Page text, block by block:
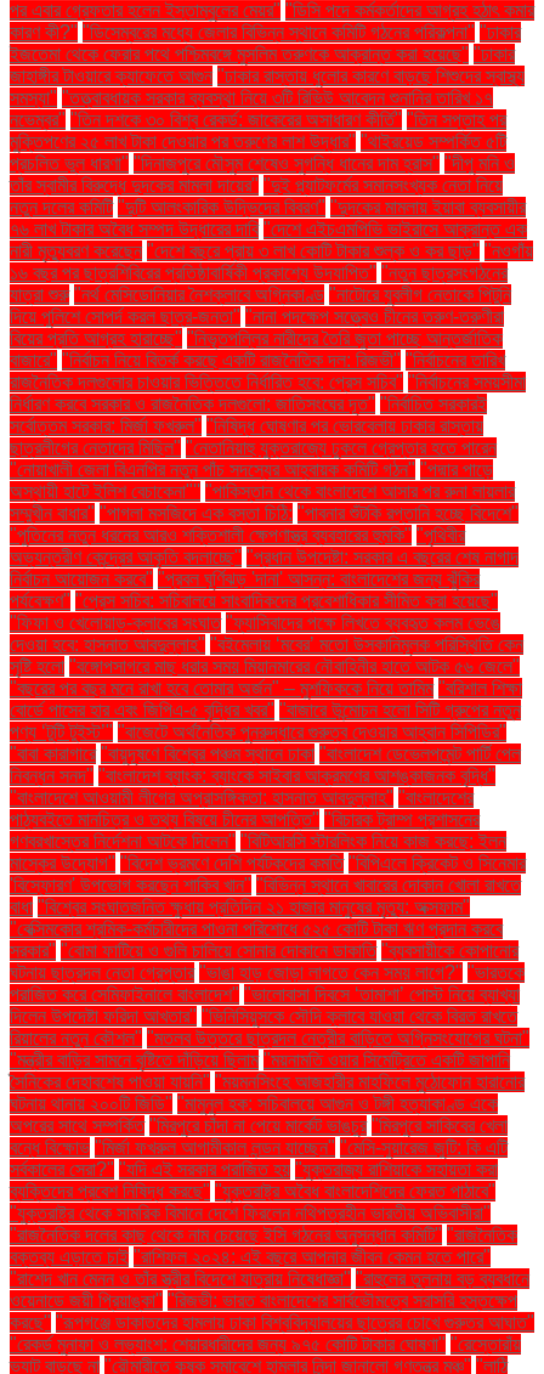
পর এবার গ্রেফতার হলেন ইস্তাম্বুলের মেয়র" "ডিসি পদে কর্মকর্তাদের আগ্রহ হঠাৎ কমার
কারণ কী?" "ডিসেম্বরের মধ্যে জেলার বিভিন্ন স্থানে কমিটি গঠনের পরিকল্পনা" "ঢাকার
ইজতেমা থেকে ফেরার পথে পশ্চিমবঙ্গে মুসলিম তরুণকে আক্রান্ত করা হয়েছে" "ঢাকার
জাহাঙ্গীর টাওয়ারে ক্যাফেতে আগুন "ঢাকার রাস্তায় ধুলোর কারণে বাড়ছে শিশুদের স্বাস্থ্য
সমস্যা" "তত্ত্বাবধায়ক সরকার ব্যবস্থা নিয়ে ৩টি রিভিউ আবেদন শুনানির তারিখ ১৭
নভেম্বর" "তিন দশকে ৩০ বিশ্ব রেকর্ড: জাকেরের অসাধারণ কীর্তি" "তিন সপ্তাহ পর
মুক্তিপণের ২৫ লাখ টাকা দেওয়ার পর তরুণের লাশ উদ্ধার" "থাইরয়েড সম্পর্কিত ৫টি
প্রচলিত ভুল ধারণা" "দিনাজপুরে মৌসুম শেষেও সুগন্ধি ধানের দাম হ্রাস" "দীপু মনি ও
তাঁর স্বামীর বিরুদ্ধে দুদকের মামলা দায়ের" "দুই প্ল্যাটফর্মের সমানসংখ্যক নেতা নিয়ে
নতুন দলের কমিটি "দুটি আলংকারিক উদ্ভিদের বিবরণ" "দুদকের মামলায় ইয়াবা ব্যবসায়ীর
৭৬ লাখ টাকার অবৈধ সম্পদ উদ্ধারের দাবি "দেশে এইচএমপিভি ভাইরাসে আক্রান্ত এক
নারী মৃত্যুবরণ করেছেন "দেশে বছরে প্রায় ৩ লাখ কোটি টাকার শুল্ক ও কর ছাড়" "নওগাঁয়
১৬ বছর পর ছাত্রশিবিরের প্রতিষ্ঠাবার্ষিকী প্রকাশ্যে উদযাপিত" "নতুন ছাত্রসংগঠনের
যাত্রা শুরু "নর্থ মেসিডোনিয়ার নৈশক্লাবে অগ্নিকাণ্ড "নাটোরে যুবলীগ নেতাকে পিটুনি
দিয়ে পুলিশে সোপর্দ করল ছাত্র-জনতা" "নানা পদক্ষেপ সত্ত্বেও চীনের তরুণ-তরুণীরা
বিয়ের প্রতি আগ্রহ হারাচ্ছে" "নিভৃতপল্লির নারীদের তৈরি জুতা পাচ্ছে আন্তর্জাতিক
বাজারে" "নির্বাচন নিয়ে বিতর্ক করছে একটি রাজনৈতিক দল: রিজভী" "নির্বাচনের তারিখ
রাজনৈতিক দলগুলোর চাওয়ার ভিত্তিতে নির্ধারিত হবে: প্রেস সচিব" "নির্বাচনের সময়সীমা
নির্ধারণ করবে সরকার ও রাজনৈতিক দলগুলো: জাতিসংঘের দূত" "নির্বাচিত সরকারই
সর্বোত্তম সরকার: মির্জা ফখরুল" "নিষিদ্ধ ঘোষণার পর ভোরবেলায় ঢাকার রাস্তায়
ছাত্রলীগের নেতাদের মিছিল" "নেতানিয়াহু যুক্তরাজ্যে ঢুকলে গ্রেপ্তার হতে পারেন
"নোয়াখালী জেলা বিএনপির নতুন পাঁচ সদস্যের আহ্বায়ক কমিটি গঠন" "পদ্মার পাড়ে
অস্থায়ী হাটে ইলিশ বেচাকেনা"'' "পাকিস্তান থেকে বাংলাদেশে আসার পর রুনা লায়লার
সম্মুখীন বাধার" "পাগলা মসজিদে এক বস্তা চিঠি: "পাবনার শুঁটকি রপ্তানি হচ্ছে বিদেশে"
"পুতিনের নতুন ধরনের আরও শক্তিশালী ক্ষেপণাস্ত্র ব্যবহারের হুমকি" "পৃথিবীর
অভ্যন্তরীণ কেন্দ্রের আকৃতি বদলাচ্ছে" "প্রধান উপদেষ্টা: সরকার এ বছরের শেষ নাগাদ
নির্বাচন আয়োজন করবে" "প্রবল ঘূর্ণিঝড় 'দানা' আসন্ন: বাংলাদেশের জন্য ঝুঁকির
পর্যবেক্ষণ" "প্রেস সচিব: সচিবালয়ে সাংবাদিকদের প্রবেশাধিকার সীমিত করা হয়েছে"
"ফিফা ও খেলোয়াড়-ক্লাবের সংঘাত "ফ্যাসিবাদের পক্ষে লিখতে ব্যবহৃত কলম ভেঙে
দেওয়া হবে: হাসনাত আবদুল্লাহ" "বইমেলায় ‘মবের’ মতো উসকানিমূলক পরিস্থিতি কেন
সৃষ্টি হলো "বঙ্গোপসাগরে মাছ ধরার সময় মিয়ানমারের নৌবাহিনীর হাতে আটক ৫৬ জেলে"
"বছরের পর বছর মনে রাখা হবে তোমার অর্জন" – মুশফিককে নিয়ে তামিম "বরিশাল শিক্ষা
বোর্ডে পাসের হার এবং জিপিএ-৫ বৃদ্ধির খবর" "বাজারে উন্মোচন হলো সিটি গ্রুপের নতুন
পণ্য ‘টুটি টুইস্ট’" "বাজেটে অর্থনৈতিক পুনরুদ্ধারে গুরুত্ব দেওয়ার আহ্বান সিপিডির"
"বাবা কারাগারে "বায়ুদূষণে বিশ্বের পঞ্চম স্থানে ঢাকা "বাংলাদেশ ডেভেলপমেন্ট পার্টি পেল
নিবন্ধন সনদ" "বাংলাদেশ ব্যাংক: ব্যাংকে সাইবার আক্রমণের আশঙ্কাজনক বৃদ্ধি"
"বাংলাদেশে আওয়ামী লীগের অপ্রাসঙ্গিকতা: হাসনাত আবদুল্লাহ" "বাংলাদেশের
পাঠ্যবইতে মানচিত্র ও তথ্য বিষয়ে চীনের আপত্তি" "বিচারক ট্রাম্প প্রশাসনের
গণবরখাস্তের নির্দেশনা আটকে দিলেন" "বিটিআরসি স্টারলিংক নিয়ে কাজ করছে: ইলন
মাস্কের উদ্যোগ" "বিদেশ ভ্রমণে দেশি পর্যটকদের কমতি "বিপিএলে ক্রিকেট ও সিনেমার
'বিস্ফোরণ' উপভোগ করছেন শাকিব খান" "বিভিন্ন স্থানে খাবারের দোকান খোলা রাখতে
বাধা "বিশ্বের সংঘাতজনিত ক্ষুধায় প্রতিদিন ২১ হাজার মানুষের মৃত্যু: অক্সফাম"
"বেক্সিমকোর শ্রমিক-কর্মচারীদের পাওনা পরিশোধে ৫২৫ কোটি টাকা ঋণ প্রদান করবে
সরকার" "বোমা ফাটিয়ে ও গুলি চালিয়ে সোনার দোকানে ডাকাতি "ব্যবসায়ীকে কোপানোর
ঘটনায় ছাত্রদল নেতা গ্রেপ্তার "ভাঙা হাড় জোড়া লাগতে কেন সময় লাগে?" "ভারতকে
পরাজিত করে সেমিফাইনালে বাংলাদেশ" "ভালোবাসা দিবসে ‘তামাশা’ পোস্ট নিয়ে ব্যাখ্যা
দিলেন উপদেষ্টা ফরিদা আখতার" "ভিনিসিয়ুসকে সৌদি ক্লাবে যাওয়া থেকে বিরত রাখতে
রিয়ালের নতুন কৌশল" "মতলব উত্তরে ছাত্রদল নেত্রীর বাড়িতে অগ্নিসংযোগের ঘটনা"
"মন্ত্রীর বাড়ির সামনে বৃষ্টিতে দাঁড়িয়ে ছিলাম "ময়নামতি ওয়ার সিমেট্রিতে একটি জাপানি
সৈনিকের দেহাবশেষ পাওয়া যায়নি" "ময়মনসিংহে আজহারীর মাহফিলে মুঠোফোন হারানোর
ঘটনায় থানায় ২০০টি জিডি" "মামুনুল হক: সচিবালয়ে আগুন ও টঙ্গী হত্যাকাণ্ড একে
অপরের সাথে সম্পর্কিত "মিরপুরে চাঁদা না পেয়ে মার্কেট ভাঙচুর "মিরপুরে সাকিবের খেলা
বন্ধে বিক্ষোভ "মির্জা ফখরুল আগামীকাল লন্ডন যাচ্ছেন" "মেসি-সুয়ারেজ জুটি: কি এটি
সর্বকালের সেরা?" "যদি এই সরকার পরাজিত হয় "যুক্তরাজ্য রাশিয়াকে সহায়তা করা
ব্যক্তিদের প্রবেশ নিষিদ্ধ করছে" "যুক্তরাষ্ট্র অবৈধ বাংলাদেশিদের ফেরত পাঠাবে"
"যুক্তরাষ্ট্র থেকে সামরিক বিমানে দেশে ফিরলেন নথিপত্রহীন ভারতীয় অভিবাসীরা"
"রাজনৈতিক দলের কাছ থেকে নাম চেয়েছে ইসি গঠনের অনুসন্ধান কমিটি" "রাজনৈতিক
বক্তব্য এড়াতে চাই "রাশিফল ২০২৪: এই বছরে আপনার জীবন কেমন হতে পারে"
"রাশেদ খান মেনন ও তাঁর স্ত্রীর বিদেশে যাত্রায় নিষেধাজ্ঞা" "রাহুলের তুলনায় বড় ব্যবধানে
ওয়েনাডে জয়ী প্রিয়াঙ্কা" "রিজভী: ভারত বাংলাদেশের সার্বভৌমত্বে সরাসরি হস্তক্ষেপ
করছে" "রূপগঞ্জে ডাকাতদের হামলায় ঢাকা বিশ্ববিদ্যালয়ের ছাত্রের চোখে গুরুতর আঘাত"
"রেকর্ড মুনাফা ও লভ্যাংশ: শেয়ারধারীদের জন্য ৯৭৫ কোটি টাকার ঘোষণা" "রেস্তোরাঁয়
ভ্যাট বাড়ছে না "রৌমারীতে কৃষক সমাবেশে হামলার নিন্দা জানালো গণতন্ত্র মঞ্চ" "লাঠি